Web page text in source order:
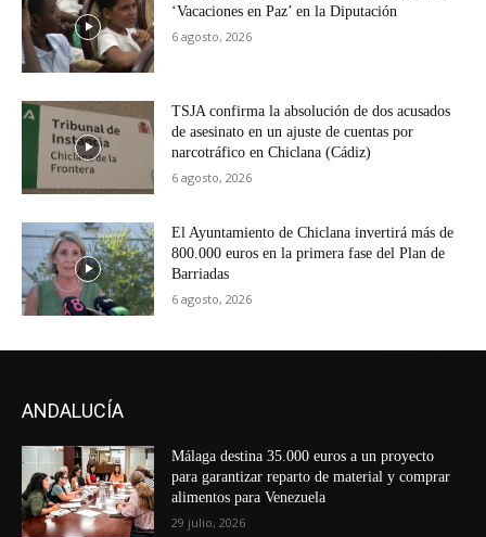
‘Vacaciones en Paz’ en la Diputación
6 agosto, 2026
TSJA confirma la absolución de dos acusados
de asesinato en un ajuste de cuentas por
narcotráfico en Chiclana (Cádiz)
6 agosto, 2026
El Ayuntamiento de Chiclana invertirá más de
800.000 euros en la primera fase del Plan de
Barriadas
6 agosto, 2026
ANDALUCÍA
Málaga destina 35.000 euros a un proyecto
para garantizar reparto de material y comprar
alimentos para Venezuela
29 julio, 2026